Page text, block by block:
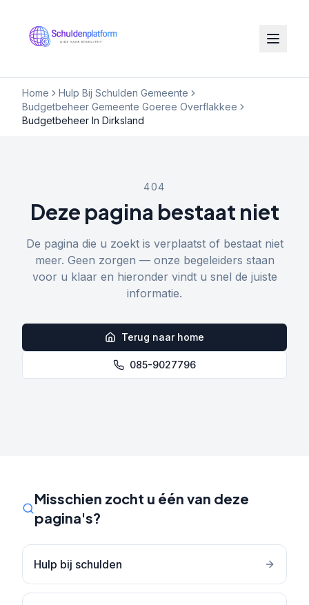
Home
Hulp Bij Schulden Gemeente
Budgetbeheer Gemeente Goeree Overflakkee
Budgetbeheer In Dirksland
404
Deze pagina bestaat niet
De pagina die u zoekt is verplaatst of bestaat niet
meer. Geen zorgen — onze begeleiders staan
voor u klaar en hieronder vindt u snel de juiste
informatie.
Terug naar home
085-9027796
Misschien zocht u één van deze
pagina's?
Hulp bij schulden